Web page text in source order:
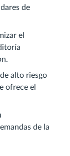
de
el
alto riesgo
ofrece el
de la